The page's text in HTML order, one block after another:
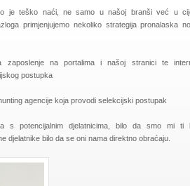
je teško naći, ne samo u našoj branši već u
primjenjujemo nekoliko strategija pronalaska
zaposlenje na portalima i našoj stranici te
postupka
agencije koja provodi selekcijski postupak
s potencijalnim djelatnicima, bilo da smo mi ti
djelatnike bilo da se oni nama direktno obraćaju.